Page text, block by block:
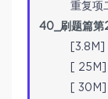
重复项
40_刷题篇第
[3.8M]
[
[